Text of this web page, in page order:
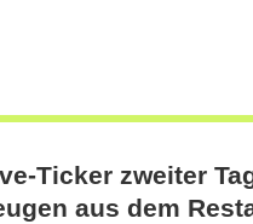
Ticker zweiter
aus dem